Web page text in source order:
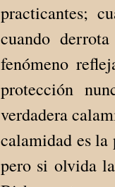
practicantes;
cuando
fenómeno
protección
verdadera
calamidad es la
pero si olvida